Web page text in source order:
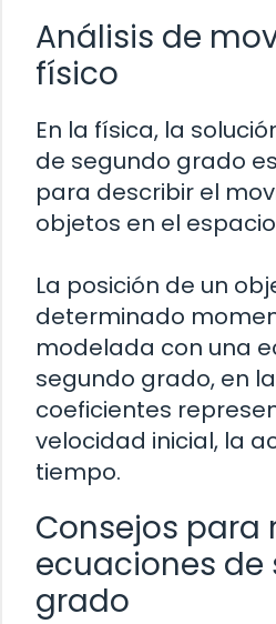
Análisis de
físico
En la física, la
de segundo grado
para describir el
objetos en el
La posición de un
determinado
modelada con una
segundo grado, en
coeficientes
velocidad inicial, la
tiempo.
Consejos para
ecuaciones de
grado